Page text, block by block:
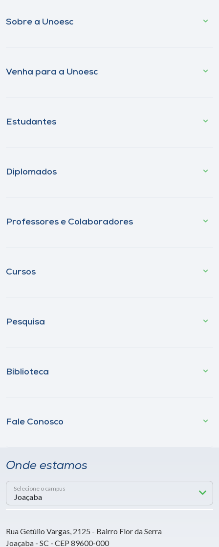
Sobre a Unoesc
Venha para a Unoesc
Estudantes
Diplomados
Professores e Colaboradores
Cursos
Pesquisa
Biblioteca
Fale Conosco
Onde estamos
Selecione o campus
Rua Getúlio Vargas, 2125 - Bairro Flor da Serra
Joaçaba - SC - CEP 89600-000